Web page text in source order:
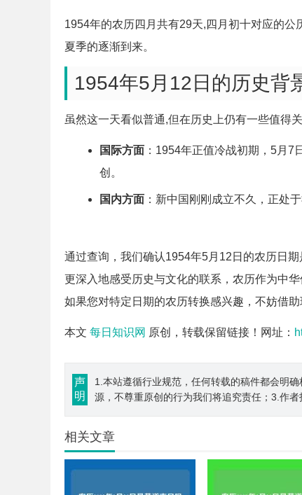
1954年的农历四月共有29天,四月初十对应的公
夏季的逐渐到来。
1954年5月12日的历史背
虽然这一天看似普通,但在历史上仍有一些值得
国际方面 ：1954年正值冷战初期，5月
创。
国内方面 ：新中国刚刚成立不久，正处
通过查询，我们确认1954年5月12日的农历日期
更深入地感受历史与文化的联系，农历作为中
如果您对特定日期的农历转换感兴趣，不妨借助
本文 每日知识网 原创，转载保留链接！网址：
声
明
1.本站遵循行业规范，任何转载的稿件都会明
源，不尊重原创的行为我们将追究责任；3.作者
相关文章